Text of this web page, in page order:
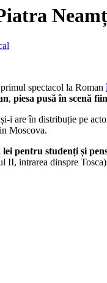
spectacol la Roman
, piesa pusă în scenă
i are în distribuție pe
Moscova.
lei pentru studenți și
II, intrarea dinspre